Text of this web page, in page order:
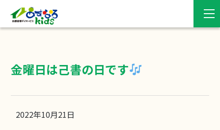
金曜日は己書の日です
2022年10月21日